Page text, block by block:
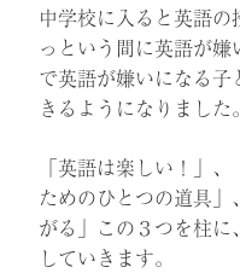
中学校に入ると英語
っという間に英語が
で英語が嫌いになる
きるようになりました。
「英語は楽しい！」
ためのひとつの道具
がる」この３つを柱
していきます。